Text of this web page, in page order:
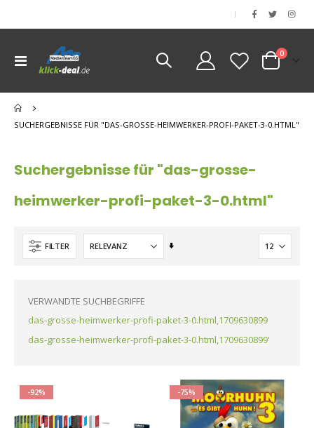
|
Navigation
umschalten
Cart
0Artikel
SUCHERGEBNISSE FÜR "DAS-GROSSE-HEIMWERKER-PROFI-PAKET-3-0.HTML"
Suchergebnisse für "das-grosse-
heimwerker-profi-paket-3-0.html"
FILTER
Aufsteigend
VERWANDTE SUCHBEGRIFFE
das-grosse-heimwerker-profi-paket-3-0.html,1709630899
das-grosse-heimwerker-profi-paket-3-0.html,1709630899'
-92% -75%